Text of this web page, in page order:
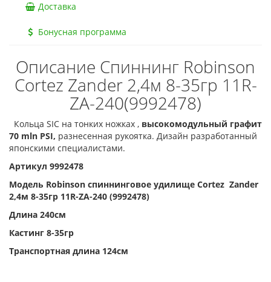
Доставка
Бонусная программа
Описание Спиннинг Robinson
Cortez Zander 2,4м 8-35гр 11R-
ZA-240(9992478)
Кольца SIC на тонких ножках , высокомодульный графит
70 mln PSI, разнесенная рукоятка. Дизайн разработанный
японскими специалистами.
Артикул 9992478
Модель Robinson спиннинговое удилище Cortez Zander
2,4м 8-35гр 11R-ZA-240 (9992478)
Длина 240см
Кастинг 8-35гр
Транспортная длина 124см